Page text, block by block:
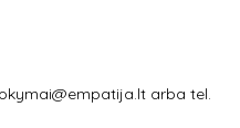
arba tel.